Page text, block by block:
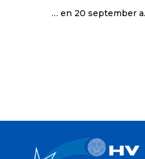
… en 20 september